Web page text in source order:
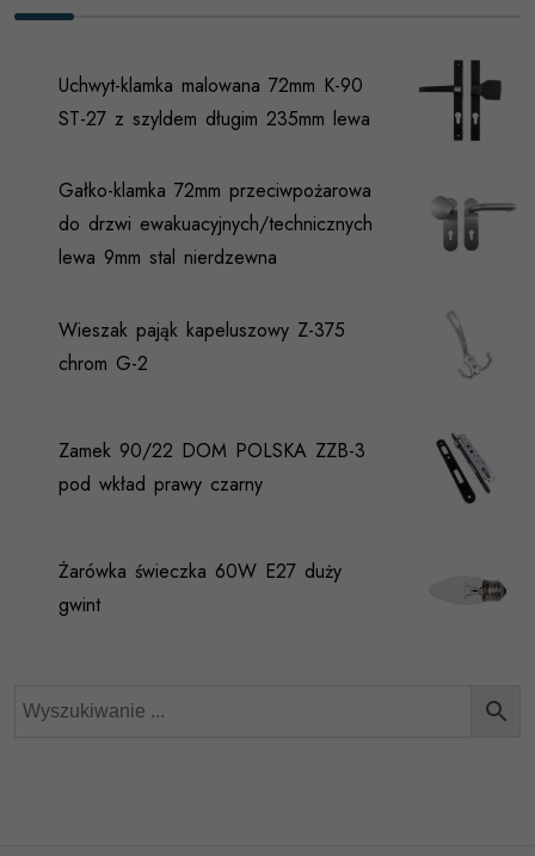
Uchwyt-klamka malowana 72mm K-90
ST-27 z szyldem długim 235mm lewa
Gałko-klamka 72mm przeciwpożarowa
do drzwi ewakuacyjnych/technicznych
lewa 9mm stal nierdzewna
Wieszak pająk kapeluszowy Z-375
chrom G-2
Zamek 90/22 DOM POLSKA ZZB-3
pod wkład prawy czarny
Żarówka świeczka 60W E27 duży
gwint